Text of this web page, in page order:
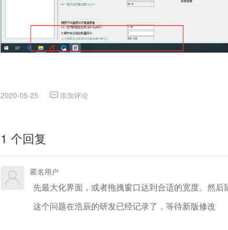
2020-05-25 添加评论
1 个回复
匿名用户
先最大化界面，或者拖拽窗口达到合适的宽度。然
这个问题在浩辰的研发已经记录了，等待新版修改